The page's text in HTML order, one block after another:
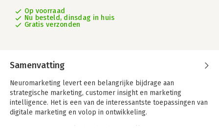
Op voorraad
Nu besteld, dinsdag in huis
Gratis verzonden
Samenvatting
Neuromarketing levert een belangrijke bijdrage aan
strategische marketing, customer insight en marketing
intelligence. Het is een van de interessantste toepassingen van
digitale marketing en volop in ontwikkeling.